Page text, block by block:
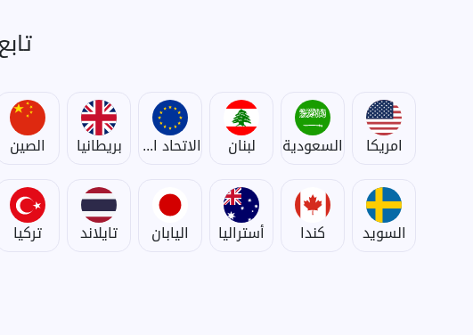
امريكا السعودية لبنان الاتحاد الأوروبي بريطانيا الصين
السويد كندا أستراليا اليابان تايلاند تركيا